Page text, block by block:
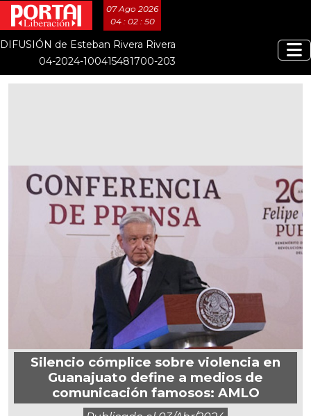
07 Ago 2026
04 : 02 : 51
DIFUSIÓN de Esteban Rivera Rivera
04-2024-100415481700-203
Silencio cómplice sobre violencia en
Guanajuato define a medios de
comunicación famosos: AMLO